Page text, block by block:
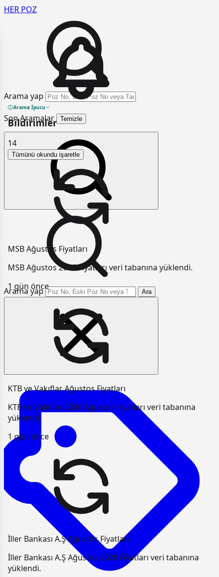
HER POZ
Arama yap
Arama İpucu
Son Aramalar Temizle
Arama yap Ara
Bildirimler
14
Tümünü okundu işaretle
MSB Ağustos Fiyatları
MSB Ağustos 2026 Fiyatları veri tabanına yüklendi.
1 gün önce
KTB ve Vakıflar Ağustos Fiyatları
KTB ve Vakıflar 2026 Ağustos Fiyatları veri tabanına
yüklendi.
1 gün önce
İller Bankası A.Ş Ağustos Fiyatları
İller Bankası A.Ş Ağustos 2026 Fiyatları veri tabanına
yüklendi.